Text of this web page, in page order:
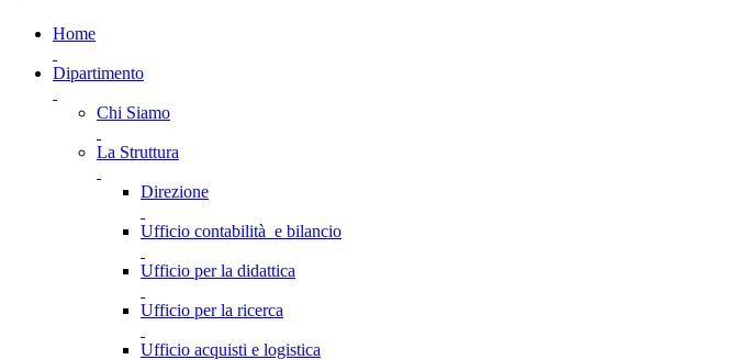
Home
Dipartimento
Chi Siamo
La Struttura
Direzione
Ufficio contabilità e bilancio
Ufficio per la didattica
Ufficio per la ricerca
Ufficio acquisti e logistica